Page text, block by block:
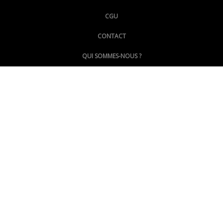
@LePoingMontpellier
CGU
CONTACT
QUI SOMMES-NOUS ?